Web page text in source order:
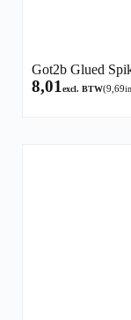
Got2b Glued
8,01 excl. BTW(9,69